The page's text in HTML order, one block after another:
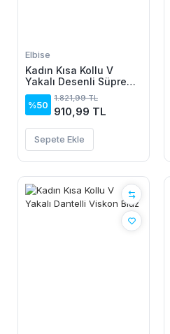
Elbise
Kadın Kısa Kollu V
Yakalı Desenli Süprem
Elbise
%50
1.821,99 TL
910,99 TL
Sepete Ekle